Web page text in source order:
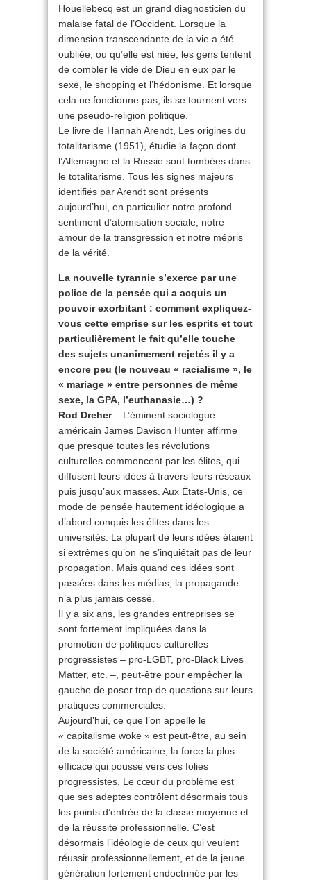
Houellebecq est un grand diagnosticien du
malaise fatal de l’Occident. Lorsque la
dimension transcendante de la vie a été
oubliée, ou qu’elle est niée, les gens tentent
de combler le vide de Dieu en eux par le
sexe, le shopping et l’hédonisme. Et lorsque
cela ne fonctionne pas, ils se tournent vers
une pseudo-religion politique.
Le livre de Hannah Arendt, Les origines du
totalitarisme (1951), étudie la façon dont
l’Allemagne et la Russie sont tombées dans
le totalitarisme. Tous les signes majeurs
identifiés par Arendt sont présents
aujourd’hui, en particulier notre profond
sentiment d’atomisation sociale, notre
amour de la transgression et notre mépris
de la vérité.
La nouvelle tyrannie s’exerce par une
police de la pensée qui a acquis un
pouvoir exorbitant : comment expliquez-
vous cette emprise sur les esprits et tout
particulièrement le fait qu’elle touche
des sujets unanimement rejetés il y a
encore peu (le nouveau « racialisme », le
« mariage » entre personnes de même
sexe, la GPA, l’euthanasie…) ?
Rod Dreher– L’éminent sociologue
américain James Davison Hunter affirme
que presque toutes les révolutions
culturelles commencent par les élites, qui
diffusent leurs idées à travers leurs réseaux
puis jusqu’aux masses. Aux États-Unis, ce
mode de pensée hautement idéologique a
d’abord conquis les élites dans les
universités. La plupart de leurs idées étaient
si extrêmes qu’on ne s’inquiétait pas de leur
propagation. Mais quand ces idées sont
passées dans les médias, la propagande
n’a plus jamais cessé.
Il y a six ans, les grandes entreprises se
sont fortement impliquées dans la
promotion de politiques culturelles
progressistes – pro-LGBT, pro-Black Lives
Matter, etc. –, peut-être pour empêcher la
gauche de poser trop de questions sur leurs
pratiques commerciales.
Aujourd’hui, ce que l’on appelle le
« capitalisme woke » est peut-être, au sein
de la société américaine, la force la plus
efficace qui pousse vers ces folies
progressistes. Le cœur du problème est
que ses adeptes contrôlent désormais tous
les points d’entrée de la classe moyenne et
de la réussite professionnelle. C’est
désormais l’idéologie de ceux qui veulent
réussir professionnellement, et de la jeune
génération fortement endoctrinée par les